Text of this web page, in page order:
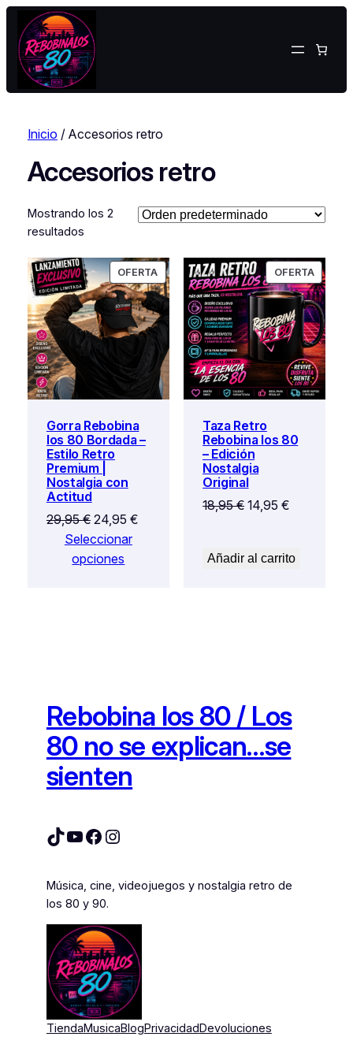
Inicio / Accesorios retro
Accesorios retro
Mostrando los 2
resultados
OFERTA PRODUCTO
EN
OFERTA
Gorra Rebobina
los 80 Bordada –
Estilo Retro
Premium |
Nostalgia con
Actitud
29,95€ El
precio
original
24,95 €El
Seleccionar
opciones
OFERTA
EN
OFERTA
Taza Retro
Rebobina los 80
– Edición
Nostalgia
Original
18,95€ El
era:
14,95€El
es:
Añadir al carrito
Rebobina los 80 / Los
80 no se explican…se
sienten
TikTok
YouTube
Facebook
Instagram
Música, cine, videojuegos y nostalgia retro de
los 80 y 90.
TiendaMusicaBlogPrivacidad Devoluciones